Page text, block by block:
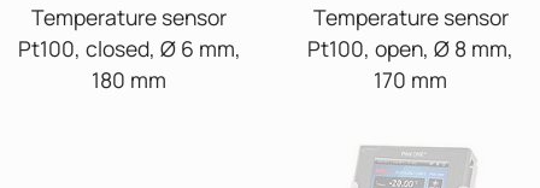
Temperature sensor
Pt100, closed, Ø 6 mm,
180 mm
Temperature sensor
Pt100, open, Ø 8 mm,
170 mm